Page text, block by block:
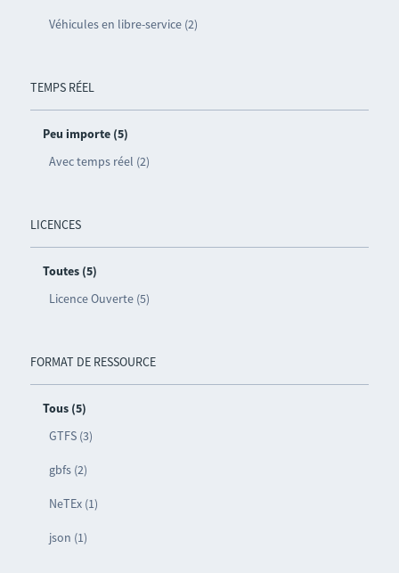
Véhicules en libre-service (2)
TEMPS RÉEL
Peu importe (5)
Avec temps réel (2)
LICENCES
Toutes (5)
Licence Ouverte (5)
FORMAT DE RESSOURCE
Tous (5)
GTFS (3)
gbfs (2)
NeTEx (1)
json (1)